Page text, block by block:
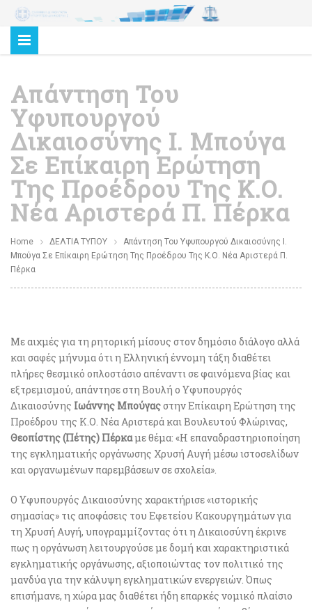
Απάντηση Του
Υφυπουργού
Δικαιοσύνης Ι. Μπούγα
Σε Επίκαιρη Ερώτηση
Της Προέδρου Της Κ.Ο.
Νέα Αριστερά Π. Πέρκα
Home ΔΕΛΤΙΑ ΤΥΠΟΥ
Απάντηση Του Υφυπουργού Δικαιοσύνης Ι.
Μπούγα Σε Επίκαιρη Ερώτηση Της Προέδρου Της Κ.Ο. Νέα Αριστερά Π.
Πέρκα
Με αιχμές για τη ρητορική μίσους στον δημόσιο διάλογο αλλά
και σαφές μήνυμα ότι η Ελληνική έννομη τάξη διαθέτει
πλήρες θεσμικό οπλοστάσιο απέναντι σε φαινόμενα βίας και
εξτρεμισμού, απάντησε στη Βουλή ο Υφυπουργός
Δικαιοσύνης Ιωάννης Μπούγαςστην Επίκαιρη Ερώτηση της
Προέδρου της Κ.Ο. Νέα Αριστερά και Βουλευτού Φλώρινας,
Θεοπίστης (Πέτης) Πέρκαμε θέμα: «Η επαναδραστηριοποίηση
της εγκληματικής οργάνωσης Χρυσή Αυγή μέσω ιστοσελίδων
και οργανωμένων παρεμβάσεων σε σχολεία».
Ο Υφυπουργός Δικαιοσύνης χαρακτήρισε «ιστορικής
σημασίας» τις αποφάσεις του Εφετείου Κακουργημάτων για
τη Χρυσή Αυγή, υπογραμμίζοντας ότι η Δικαιοσύνη έκρινε
πως η οργάνωση λειτουργούσε με δομή και χαρακτηριστικά
εγκληματικής οργάνωσης, αξιοποιώντας τον πολιτικό της
μανδύα για την κάλυψη εγκληματικών ενεργειών. Όπως
επισήμανε, η χώρα μας διαθέτει ήδη επαρκές νομικό πλαίσιο